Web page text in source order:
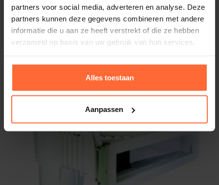
partners voor social media, adverteren en analyse. Deze
partners kunnen deze gegevens combineren met andere
informatie die u aan ze heeft verstrekt of die ze hebben
verzameld op basis van uw gebruik van hun services.
Alles toestaan
Aanpassen
Standaard voorzien van een noodoverloop
Voor een optimale watercirculatie raden we aan deze
skimmer te combineren met een of
Bekijk ook ons assortiment inbouwdelen in dezelfde
beige kleur voor een uniforme uitstraling in je
Astral Hoogwater Skimmer licht grijs
267,70 Op voorraad